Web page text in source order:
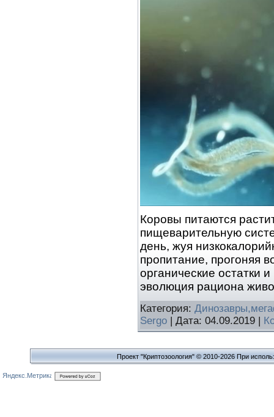
Коровы питаются
пищеварительную
день, жуя
пропитание, прогоняя
органические остатки
эволюция рациона
Категория:
Sergo | Дата: 04.09.2019
Проект "Криптозоология" © 2010-2026 При